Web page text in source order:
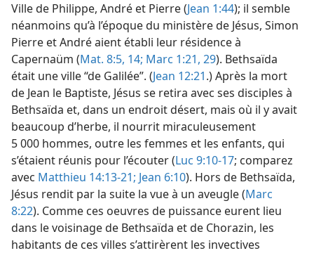
Ville de Philippe, André et Pierre (Jean 1:44); il semble
néanmoins qu’à l’époque du ministère de Jésus, Simon
Pierre et André aient établi leur résidence à
Capernaüm (Mat. 8:5, 14; Marc 1:21, 29). Bethsaïda
était une ville “de Galilée”. (Jean 12:21.) Après la mort
de Jean le Baptiste, Jésus se retira avec ses disciples à
Bethsaïda et, dans un endroit désert, mais où il y avait
beaucoup d’herbe, il nourrit miraculeusement
5 000 hommes, outre les femmes et les enfants, qui
s’étaient réunis pour l’écouter (Luc 9:10-17; comparez
avec Matthieu 14:13-21; Jean 6:10). Hors de Bethsaïda,
Jésus rendit par la suite la vue à un aveugle (Marc
8:22). Comme ces oeuvres de puissance eurent lieu
dans le voisinage de Bethsaïda et de Chorazin, les
habitants de ces villes s’attirèrent les invectives